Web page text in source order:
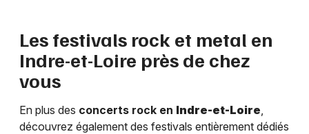
Les festivals rock et metal en
Indre-et-Loire près de chez
vous
En plus des concerts rock en Indre-et-Loire,
découvrez également des festivals entièrement dédiés